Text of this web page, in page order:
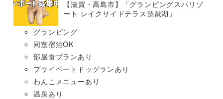
【滋賀・高島市】「グランピングスパリゾ
ート レイクサイドテラス琵琶湖」
グランピング
同室宿泊OK
部屋食プランあり
プライベートドッグランあり
わんこメニューあり
温泉あり